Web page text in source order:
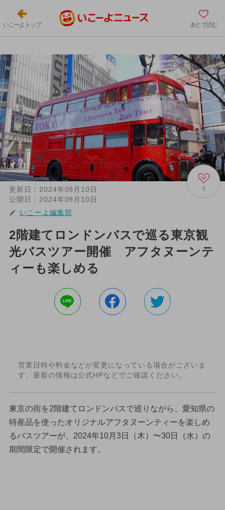
いこーよトップ あとで読む
5
更新日： 2024年09月10日
公開日： 2024年09月10日
いこーよ編集部
2階建てロンドンバスで巡る東京観
光バスツアー開催 アフタヌーンテ
ィーも楽しめる
営業日時や料金などが変更になっている場合がございま
す。最新の情報は公式HPなどでご確認ください。
東京の街を2階建てロンドンバスで巡りながら、愛知県の
特産品を使ったオリジナルアフタヌーンティーを楽しめ
るバスツアーが、2024年10月3日（木）〜30日（水）の
期間限定で開催されます。